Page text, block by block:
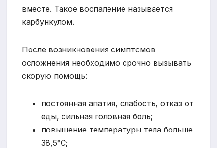
вместе. Такое воспаление называется
карбункулом.
После возникновения симптомов
осложнения необходимо срочно вызывать
скорую помощь:
постоянная апатия, слабость, отказ от
еды, сильная головная боль;
повышение температуры тела больше
38,5°С;